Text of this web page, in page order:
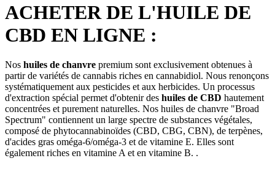
ACHETER DE L'HUILE DE
CBD EN LIGNE :
Nos huiles de chanvre premium sont exclusivement obtenues à
partir de variétés de cannabis riches en cannabidiol. Nous renonçons
systématiquement aux pesticides et aux herbicides. Un processus
d'extraction spécial permet d'obtenir des huiles de CBD hautement
concentrées et purement naturelles. Nos huiles de chanvre "Broad
Spectrum" contiennent un large spectre de substances végétales,
composé de phytocannabinoïdes (CBD, CBG, CBN), de terpènes,
d'acides gras oméga-6/oméga-3 et de vitamine E. Elles sont
également riches en vitamine A et en vitamine B. .